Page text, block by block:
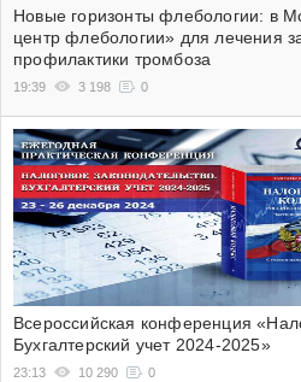
Новые горизонты флебологии: в
центр флебологии» для лечения
профилактики тромбоза
19:39 3 198 0
Всероссийская конференция
Бухгалтерский учет 2024-2025»
23:13 10 290 0